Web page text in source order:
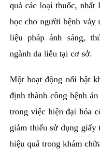
quả các loại thuốc, nhất
học cho người bệnh vảy
liệu pháp ánh sáng,
ngành da liễu tại cơ sở.
Một hoạt động nổi bật
định thành công bệnh
trong việc hiện đại hóa
giảm thiểu sử dụng
hiệu quả trong khám